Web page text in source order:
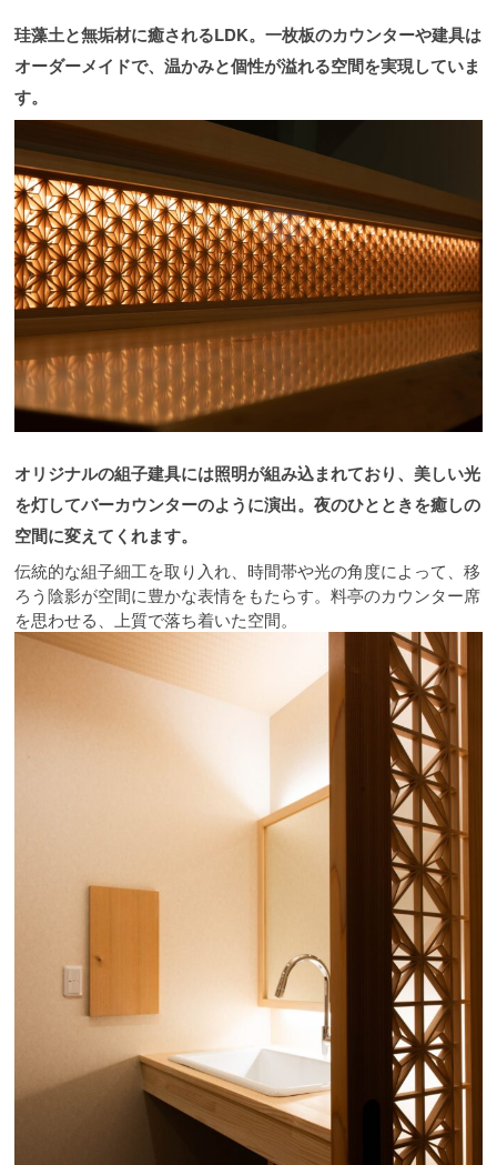
珪藻土と無垢材に癒されるLDK。一枚板のカウンターや建具は
オーダーメイドで、温かみと個性が溢れる空間を実現していま
す。
オリジナルの組子建具には照明が組み込まれており、美しい光
を灯してバーカウンターのように演出。夜のひとときを癒しの
空間に変えてくれます。
伝統的な組子細工を取り入れ、時間帯や光の角度によって、移
ろう陰影が空間に豊かな表情をもたらす。料亭のカウンター席
を思わせる、上質で落ち着いた空間。